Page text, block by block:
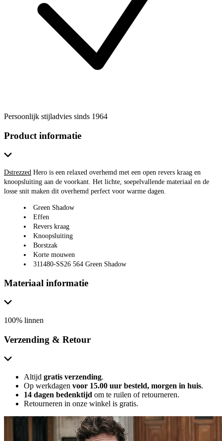
Persoonlijk stijladvies sinds 1964
Product informatie
Dstrezzed Hero is een relaxed overhemd met een open revers kraag en
knoopsluiting aan de voorkant. Het lichte, soepelvallende materiaal en de
losse snit maken dit overhemd perfect voor warme dagen.
Green Shadow
Effen
Revers kraag
Knoopsluiting
Borstzak
Korte mouwen
311480-SS26 564 Green Shadow
Materiaal informatie
100% linnen
Verzending & Retour
Altijd gratis verzending.
Op werkdagen voor 15.00 uur besteld, morgen in huis.
14 dagen bedenktijd om te ruilen of retourneren.
Retourneren in onze winkel is gratis.